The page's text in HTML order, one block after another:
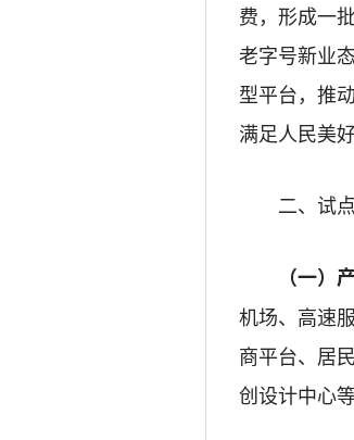
费，形成一
老字号新业
型平台，推
满足人民美
二、试
（一）
机场、高速
商平台、居
创设计中心